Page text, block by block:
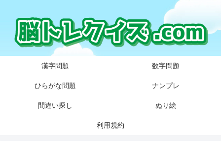
漢字問題 数字問題
ひらがな問題 ナンプレ
間違い探し ぬり絵
利用規約